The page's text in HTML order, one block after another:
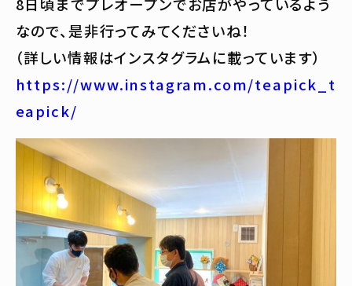
なので、是非行ってみてくださいね！
（詳しい情報はインスタグラムに載っています）
https://www.instagram.com/teapick_t
eapick/